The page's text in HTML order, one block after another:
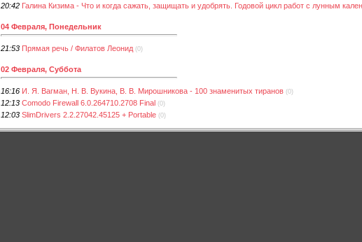
20:42 Галина Кизима - Что и когда сажать, защищать и удобрять. Годовой цикл работ с лунным
04 Февраля, Понедельник
21:53 Прямая речь / Филатов Леонид (0)
02 Февраля, Суббота
16:16 И. Я. Вагман, Н. В. Вукина, В. В. Мирошникова - 100 знаменитых тиранов (0)
12:13 Comodo Firewall 6.0.264710.2708 Final (0)
12:03 SlimDrivers 2.2.27042.45125 + Portable (0)